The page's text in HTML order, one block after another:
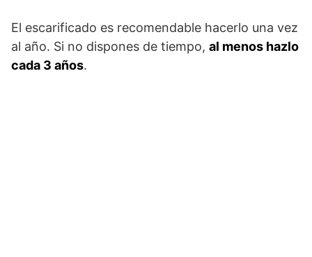
El escarificado es recomendable hacerlo una vez
al año. Si no dispones de tiempo, al menos hazlo
cada 3 años.